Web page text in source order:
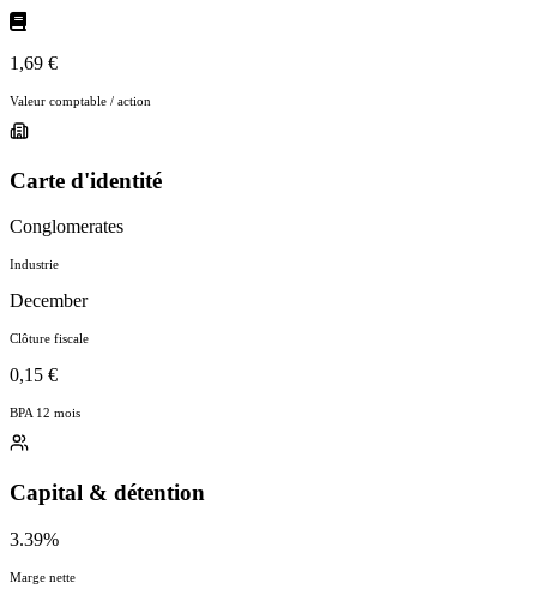
1,69 €
Valeur comptable / action
Carte d'identité
Conglomerates
Industrie
December
Clôture fiscale
0,15 €
BPA 12 mois
Capital & détention
3.39%
Marge nette